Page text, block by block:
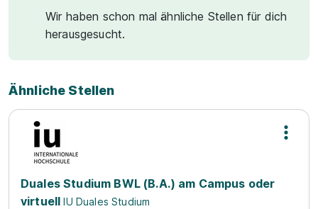
Wir haben schon mal ähnliche Stellen für dich
herausgesucht.
Ähnliche Stellen
Duales Studium BWL (B.A.) am Campus oder
virtuell IU Duales Studium